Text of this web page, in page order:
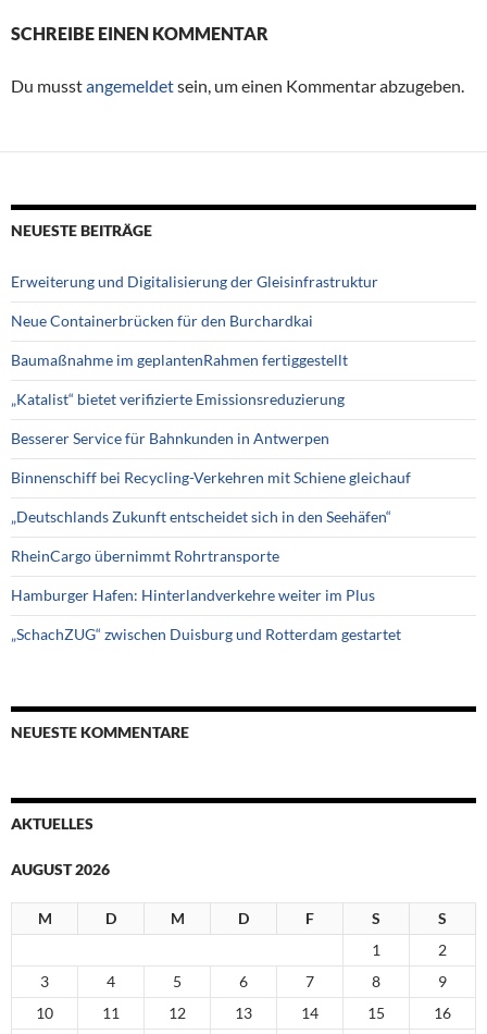
SCHREIBE EINEN KOMMENTAR
Du musstangemeldetsein, um einen Kommentar abzugeben.
NEUESTE BEITRÄGE
Erweiterung und Digitalisierung der Gleisinfrastruktur
Neue Containerbrücken für den Burchardkai
Baumaßnahme im geplantenRahmen fertiggestellt
„Katalist“ bietet verifizierte Emissionsreduzierung
Besserer Service für Bahnkunden in Antwerpen
Binnenschiff bei Recycling-Verkehren mit Schiene gleichauf
„Deutschlands Zukunft entscheidet sich in den Seehäfen“
RheinCargo übernimmt Rohrtransporte
Hamburger Hafen: Hinterlandverkehre weiter im Plus
„SchachZUG“ zwischen Duisburg und Rotterdam gestartet
NEUESTE KOMMENTARE
AKTUELLES
AUGUST 2026
M D M D F S
S
1
2
3
4 5 6 7 8
9
10
11 12 13 14 15
16